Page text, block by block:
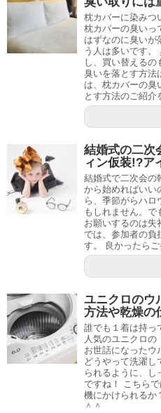
枕カバーに染みつ
枕カバーの臭いっ
はずなのに臭い
う人は多いです
し、買い替える
臭いを落とす方法
は、枕カバーの臭
とす方法のご紹介
結婚式の二次
ィン仮装!?ア
結婚式で二次会の
から始めればいい
ら、季節がらハロ
もしれません。で
お願いするのは失
では、参加者の負
す。 良かったら
ユニクロのウ
方法や乾燥の
誰でも１着は持っ
人気のユニクロの
お世話になったウ
どうやって洗濯
られるように、し
ですね！ こちら
機にかけられるか
＾＾